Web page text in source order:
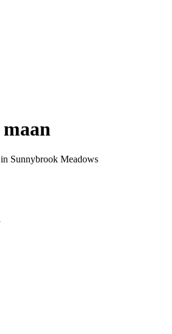
Sunnybrook Meadows